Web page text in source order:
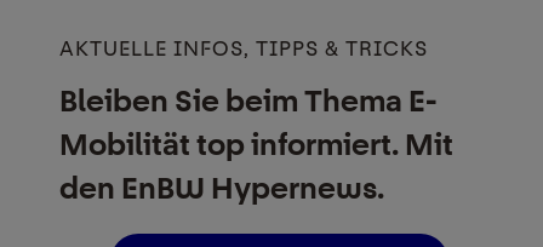
AKTUELLE INFOS, TIPPS & TRICKS
Bleiben Sie beim Thema E-
Mobilität top informiert. Mit
den EnBW Hypernews.